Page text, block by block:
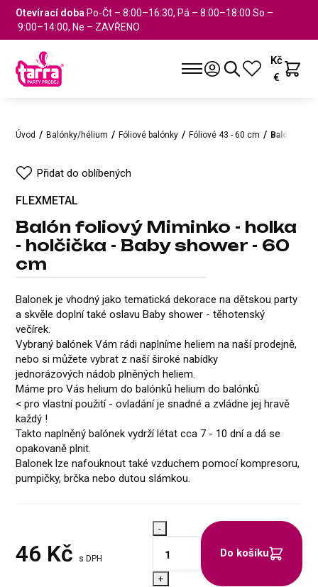
Otevírací doba Po-Čt – 8:00–16:30, Pá – 8:00–18:00 So –
9:00–14:00, Ne – ZAVŘENO
Kč
€
Úvod Balónky/hélium Fóliové balónky Fóliové 43 - 60 cm Balón
Přidat do oblíbených
FLEXMETAL
Balón foliový Miminko - holka
- holčička - Baby shower - 60
cm
Balonek je vhodný jako tematická dekorace na dětskou party
a skvěle doplní také oslavu Baby shower - těhotenský
večírek.
Vybraný balónek Vám rádi naplníme heliem na naší prodejně,
nebo si můžete vybrat z naší široké nabídky
jednorázových nádob plněných heliem.
Máme pro Vás helium do balónkůhelium do balónků
< pro vlastní použití - ovladání je snadné a zvládne jej hravě
každý !
Takto naplněný balónek vydrží létat cca 7 - 10 dní a dá se
opakovaně plnit.
Balonek lze nafouknout také vzduchem pomocí kompresoru,
pumpičky, brčka nebo dutou slámkou.
46 Kč s DPH
-
+
Do košíku